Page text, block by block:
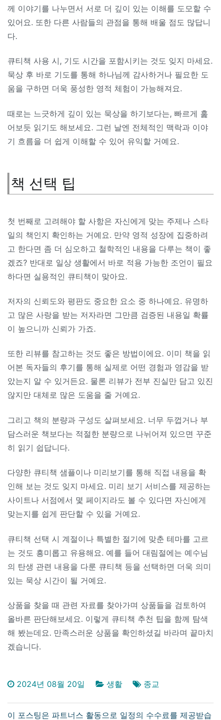
께 이야기를 나누면서 서로 더 깊이 있는 이해를 도모할 수
있어요. 또한 다른 사람들의 관점을 통해 배울 점도 많답니
다.
큐티책 사용 시, 기도 시간을 포함시키는 것도 잊지 마세요.
묵상 후 바로 기도를 통해 하나님께 감사하거나 필요한 도
움을 구하면 더욱 풍성한 영적 체험이 가능해져요.
때로는 느긋하게 깊이 있는 묵상을 하기보다는, 빠르게 훑
어보듯 읽기도 해보세요. 그런 날엔 전체적인 맥락과 이야
기 흐름을 더 쉽게 이해할 수 있어 유익할 거예요.
책 선택 팁
첫 번째로 고려해야 할 사항은 자신에게 맞는 주제나 스타
일의 책인지 확인하는 거예요. 만약 영적 성장에 집중하려
고 한다면 좀 더 심오하고 철학적인 내용을 다루는 책이 좋
겠죠? 반대로 일상 생활에서 바로 적용 가능한 조언이 필요
하다면 실용적인 큐티책이 맞아요.
저자의 신뢰도와 평판도 중요한 요소 중 하나예요. 유명하
고 많은 사랑을 받는 저자라면 그만큼 검증된 내용일 확률
이 높으니까 신뢰가 가죠.
또한 리뷰를 참고하는 것도 좋은 방법이에요. 이미 책을 읽
어본 독자들의 후기를 통해 실제로 어떤 경험과 영감을 받
았는지 알 수 있거든요. 물론 리뷰가 전부 진실만 담고 있진
않지만 대체로 많은 도움을 줄 거예요.
그리고 책의 분량과 구성도 살펴보세요. 너무 두껍거나 부
담스러운 책보다는 적절한 분량으로 나뉘어져 있으면 꾸준
히 읽기 쉽답니다.
다양한 큐티책 샘플이나 미리보기를 통해 직접 내용을 확
인해 보는 것도 잊지 마세요. 미리 보기 서비스를 제공하는
사이트나 서점에서 몇 페이지라도 볼 수 있다면 자신에게
맞는지를 쉽게 판단할 수 있을 거예요.
큐티책 선택 시 계절이나 특별한 절기에 맞춘 테마를 고르
는 것도 흥미롭고 유용해요. 예를 들어 대림절에는 예수님
의 탄생 관련 내용을 다룬 큐티책 등을 선택하면 더욱 의미
있는 묵상 시간이 될 거예요.
상품을 찾을 때 관련 자료를 찾아가며 상품들을 검토하여
올바른 판단해보세요. 이렇게 큐티책 추천 팁을 함께 탐색
해 봤는데요. 만족스러운 상품을 확인하셨길 바라며 끝마치
겠습니다.
2024년 08월 20일 생활 종교